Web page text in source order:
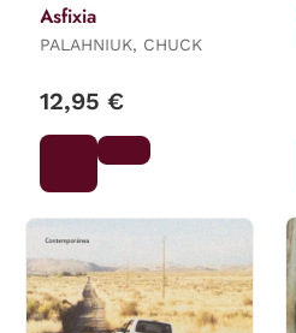
Asfixia
PALAHNIUK, CHUCK
12,95 €